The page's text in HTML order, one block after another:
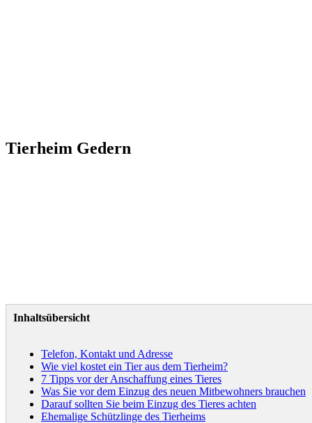
Tierheim Gedern
Inhaltsübersicht
Telefon, Kontakt und Adresse
Wie viel kostet ein Tier aus dem Tierheim?
7 Tipps vor der Anschaffung eines Tieres
Was Sie vor dem Einzug des neuen Mitbewohners brauchen
Darauf sollten Sie beim Einzug des Tieres achten
Ehemalige Schützlinge des Tierheims